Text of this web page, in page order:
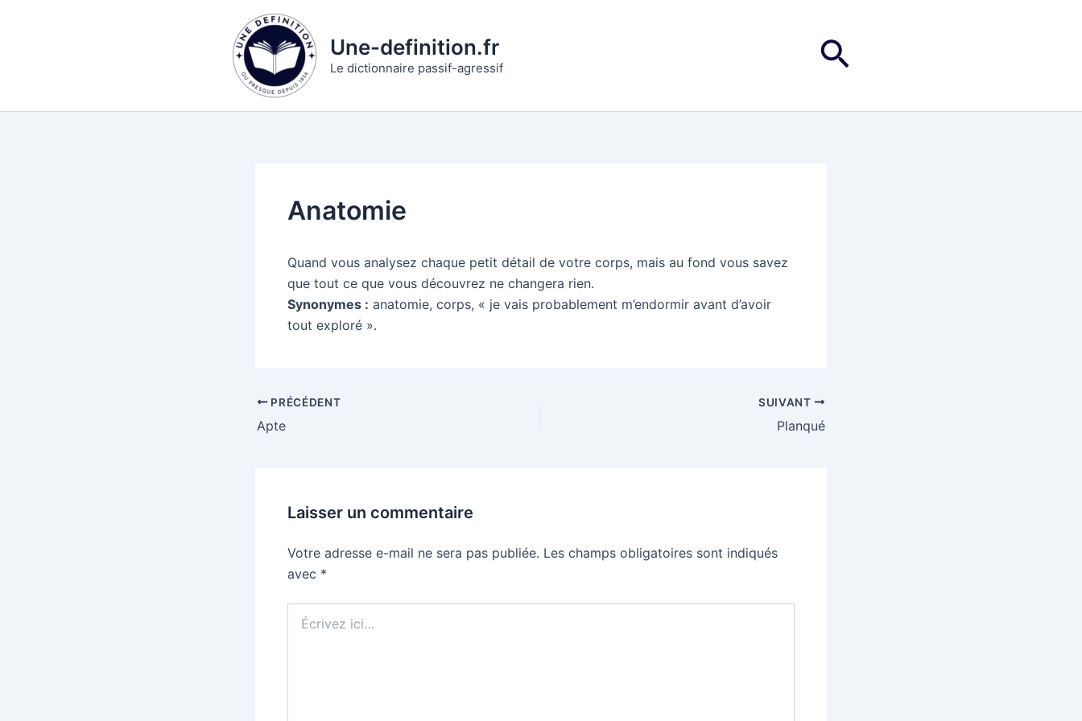
Une-definition.fr
Le dictionnaire passif-agressif Rechercher
Anatomie
Quand vous analysez chaque petit détail de votre corps, mais au fond vous savez
que tout ce que vous découvrez ne changera rien.
Synonymes : anatomie, corps, « je vais probablement m’endormir avant d’avoir
tout exploré ».
PRÉCÉDENT
Apte
SUIVANT
Planqué
Laisser un commentaire
Votre adresse e-mail ne sera pas publiée. Les champs obligatoires sont indiqués
avec *
ici…